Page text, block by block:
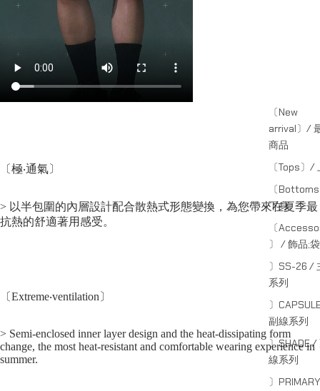
〔New
arrival〕/
商品
〔Tops〕/
〔
下身
〔
〕 / 飾品;袋
〕SS-26 /
系列
〕
副線系列
〕SHADE /
線系列
〕
〔極‧通氣〕
> 以半包圍的內層設計配合散熱式形態變換，為您帶來在夏季最
抗熱的舒適著用感受。
〔Extreme‧ventilation〕
> Semi-enclosed inner layer design and the heat-dissipating form
change, the most heat-resistant and comfortable wearing experience in
summer.